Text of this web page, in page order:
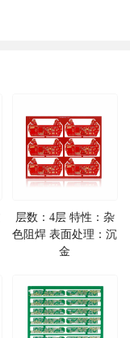
层数：4层 特性：杂
色阻焊 表面处理：沉
金